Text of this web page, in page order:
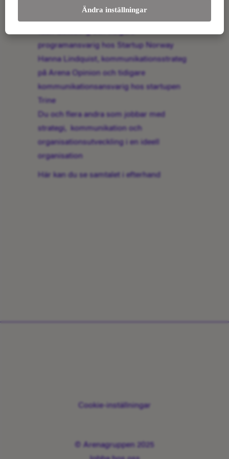
Malin Frithiofsson, vd för WIT Venture
programansvarig hos Startup Norway
Hanna Lindquist, kommunikationsstrateg
på Arena Opinion och tidigare
kommunikationsansvarig hos startupen
Trine
Du och flera andra som jobbar med
strategi, kommunikation och
organisationsutveckling i en ideell
organisation
Här kan du se samtalet i efterhand
© Arenagruppen 2025
Cookie-inställningar
Ändra inställningar